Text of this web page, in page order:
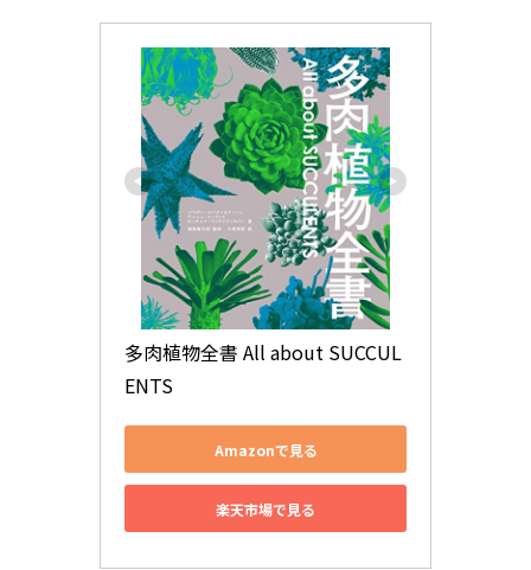
多肉植物全書 All about SUCCUL
ENTS
Amazonで見る
楽天市場で見る